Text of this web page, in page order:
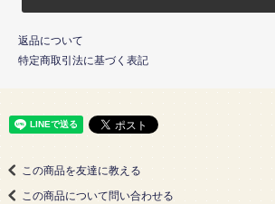
返品について
特定商取引法に基づく表記
この商品を友達に教える
この商品について問い合わせる